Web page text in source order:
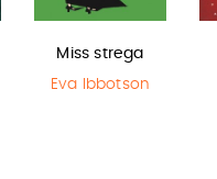
Miss strega
Eva Ibbotson